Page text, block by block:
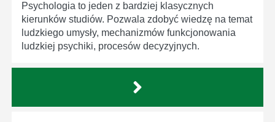
Psychologia to jeden z bardziej klasycznych
kierunków studiów. Pozwala zdobyć wiedzę na temat
ludzkiego umysły, mechanizmów funkcjonowania
ludzkiej psychiki, procesów decyzyjnych.